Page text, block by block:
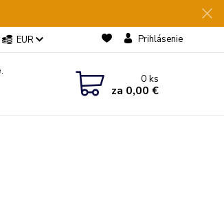
EUR Prihlásenie
0ks
za 0,00 €